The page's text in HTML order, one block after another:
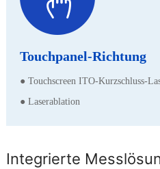
Touchpanel-Richtung
● Touchscreen ITO-Kurzschluss-
● Laserablation
Integrierte